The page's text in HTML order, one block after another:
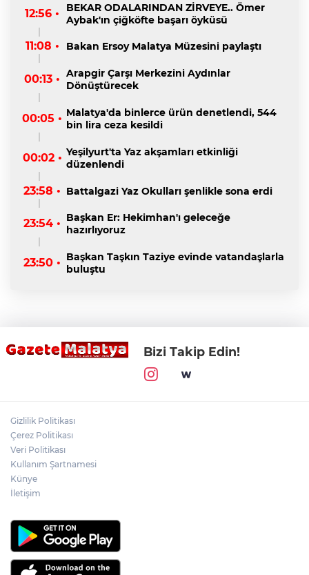
12:56 •
BEKAR ODALARINDAN ZİRVEYE.. Ömer
Aybak'ın çiğköfte başarı öyküsü
11:08 • Bakan Ersoy Malatya Müzesini paylaştı
00:13 • Arapgir Çarşı Merkezini Aydınlar
Dönüştürecek
00:05 • Malatya'da binlerce ürün denetlendi, 544
bin lira ceza kesildi
00:02 • Yeşilyurt'ta Yaz akşamları etkinliği
düzenlendi
23:58 • Battalgazi Yaz Okulları şenlikle sona erdi
23:54 • Başkan Er: Hekimhan'ı geleceğe
hazırlıyoruz
23:50 • Başkan Taşkın Taziye evinde vatandaşlarla
buluştu
Bizi Takip Edin!
Gizlilik Politikası
Çerez Politikası
Veri Politikası
Kullanım Şartnamesi
Künye
İletişim